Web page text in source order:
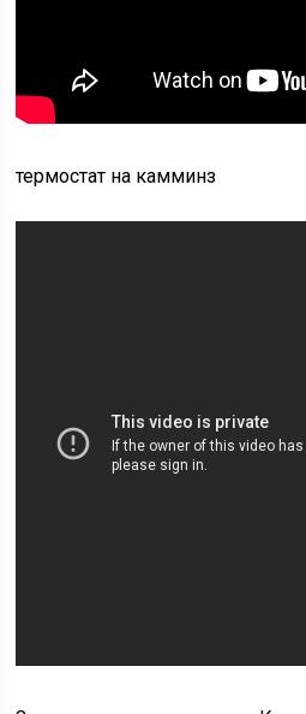
термостат на камминз